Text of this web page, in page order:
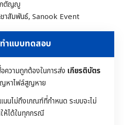
กตัญญู
าสัมพันธ์, Sanook Event
ำแบบทดสอบ
ความถูกต้องในการส่ง เกียรติบัตร
หาไฟล์สูญหาย
นนไม่ถึงเกณฑ์ที่กำหนด ระบบจะไม่
ห้ได้ในทุกกรณี